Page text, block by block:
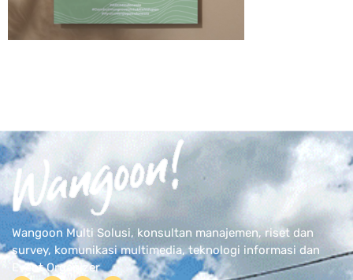
Wangoon Multi Solusi, konsultan manajemen, riset dan
survey, komunikasi multimedia, teknologi informasi dan
Event Organizer